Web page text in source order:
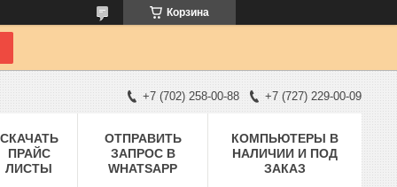
Корзина
+7 (702) 258-00-88 +7 (727) 229-00-09
СКАЧАТЬ
ПРАЙС
ЛИСТЫ
ОТПРАВИТЬ
ЗАПРОС В
WHATSAPP
КОМПЬЮТЕРЫ В
НАЛИЧИИ И ПОД
ЗАКАЗ